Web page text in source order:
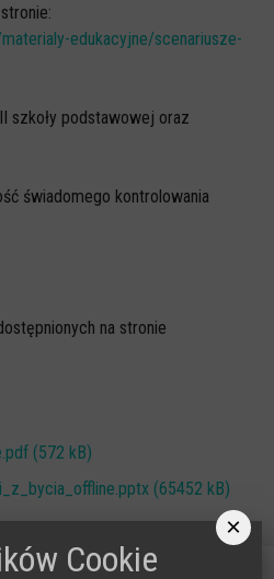
edukacyjne/scenariusze-
szkoły podstawowej oraz
świadomego kontrolowania
na stronie
(572 kB)
(65452 kB)
×
Cookie